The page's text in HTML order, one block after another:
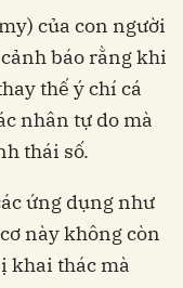
của con người
báo rằng khi
thế ý chí cá
nhân tự do mà
thái số.
ứng dụng như
này không còn
khai thác mà